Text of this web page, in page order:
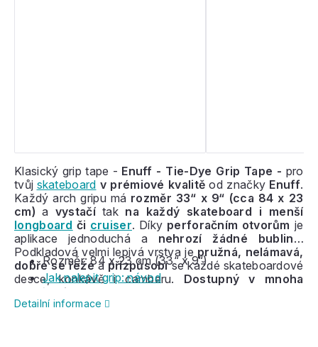
Klasický grip tape - Enuff - Tie-Dye Grip Tape - pro
tvůj skateboard v prémiové kvalitě od značky Enuff.
Každý arch gripu má rozměr 33“ x 9“ (cca 84 x 23
cm) a vystačítak na každý skateboard i menší
longboard či cruiser. Díky perforačním otvorům je
aplikace jednoduchá a nehrozí žádné bubliny.
Podkladová velmi lepivá vrstva je pružná, nelámavá,
dobře se řežea přizpůsobíse každé skateboardové
desce, konkávě i camberu. Dostupný v mnoha
barvách i vzorech
Rozměr: 84 x 23 cm (33“ x 9“)
Jak nalepit grip: návod
Detailní informace